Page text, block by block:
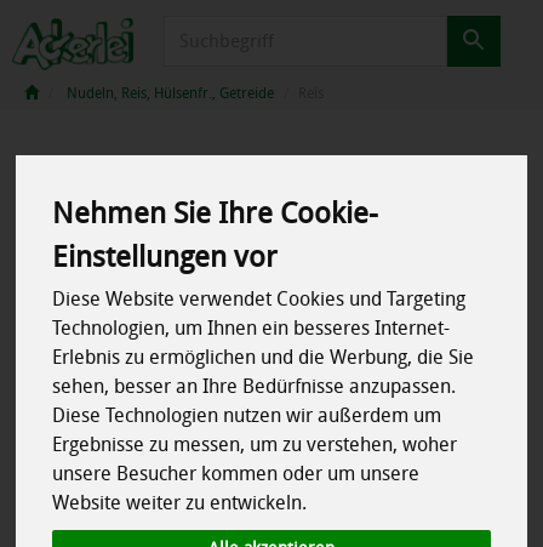
Nehmen Sie Ihre Cookie-
Einstellungen vor
Diese Website verwendet Cookies und Targeting
Technologien, um Ihnen ein besseres Internet-
Erlebnis zu ermöglichen und die Werbung, die Sie
sehen, besser an Ihre Bedürfnisse anzupassen.
Diese Technologien nutzen wir außerdem um
Ergebnisse zu messen, um zu verstehen, woher
unsere Besucher kommen oder um unsere
Website weiter zu entwickeln.
Nudeln, Reis, Hülsenfr., Getreide